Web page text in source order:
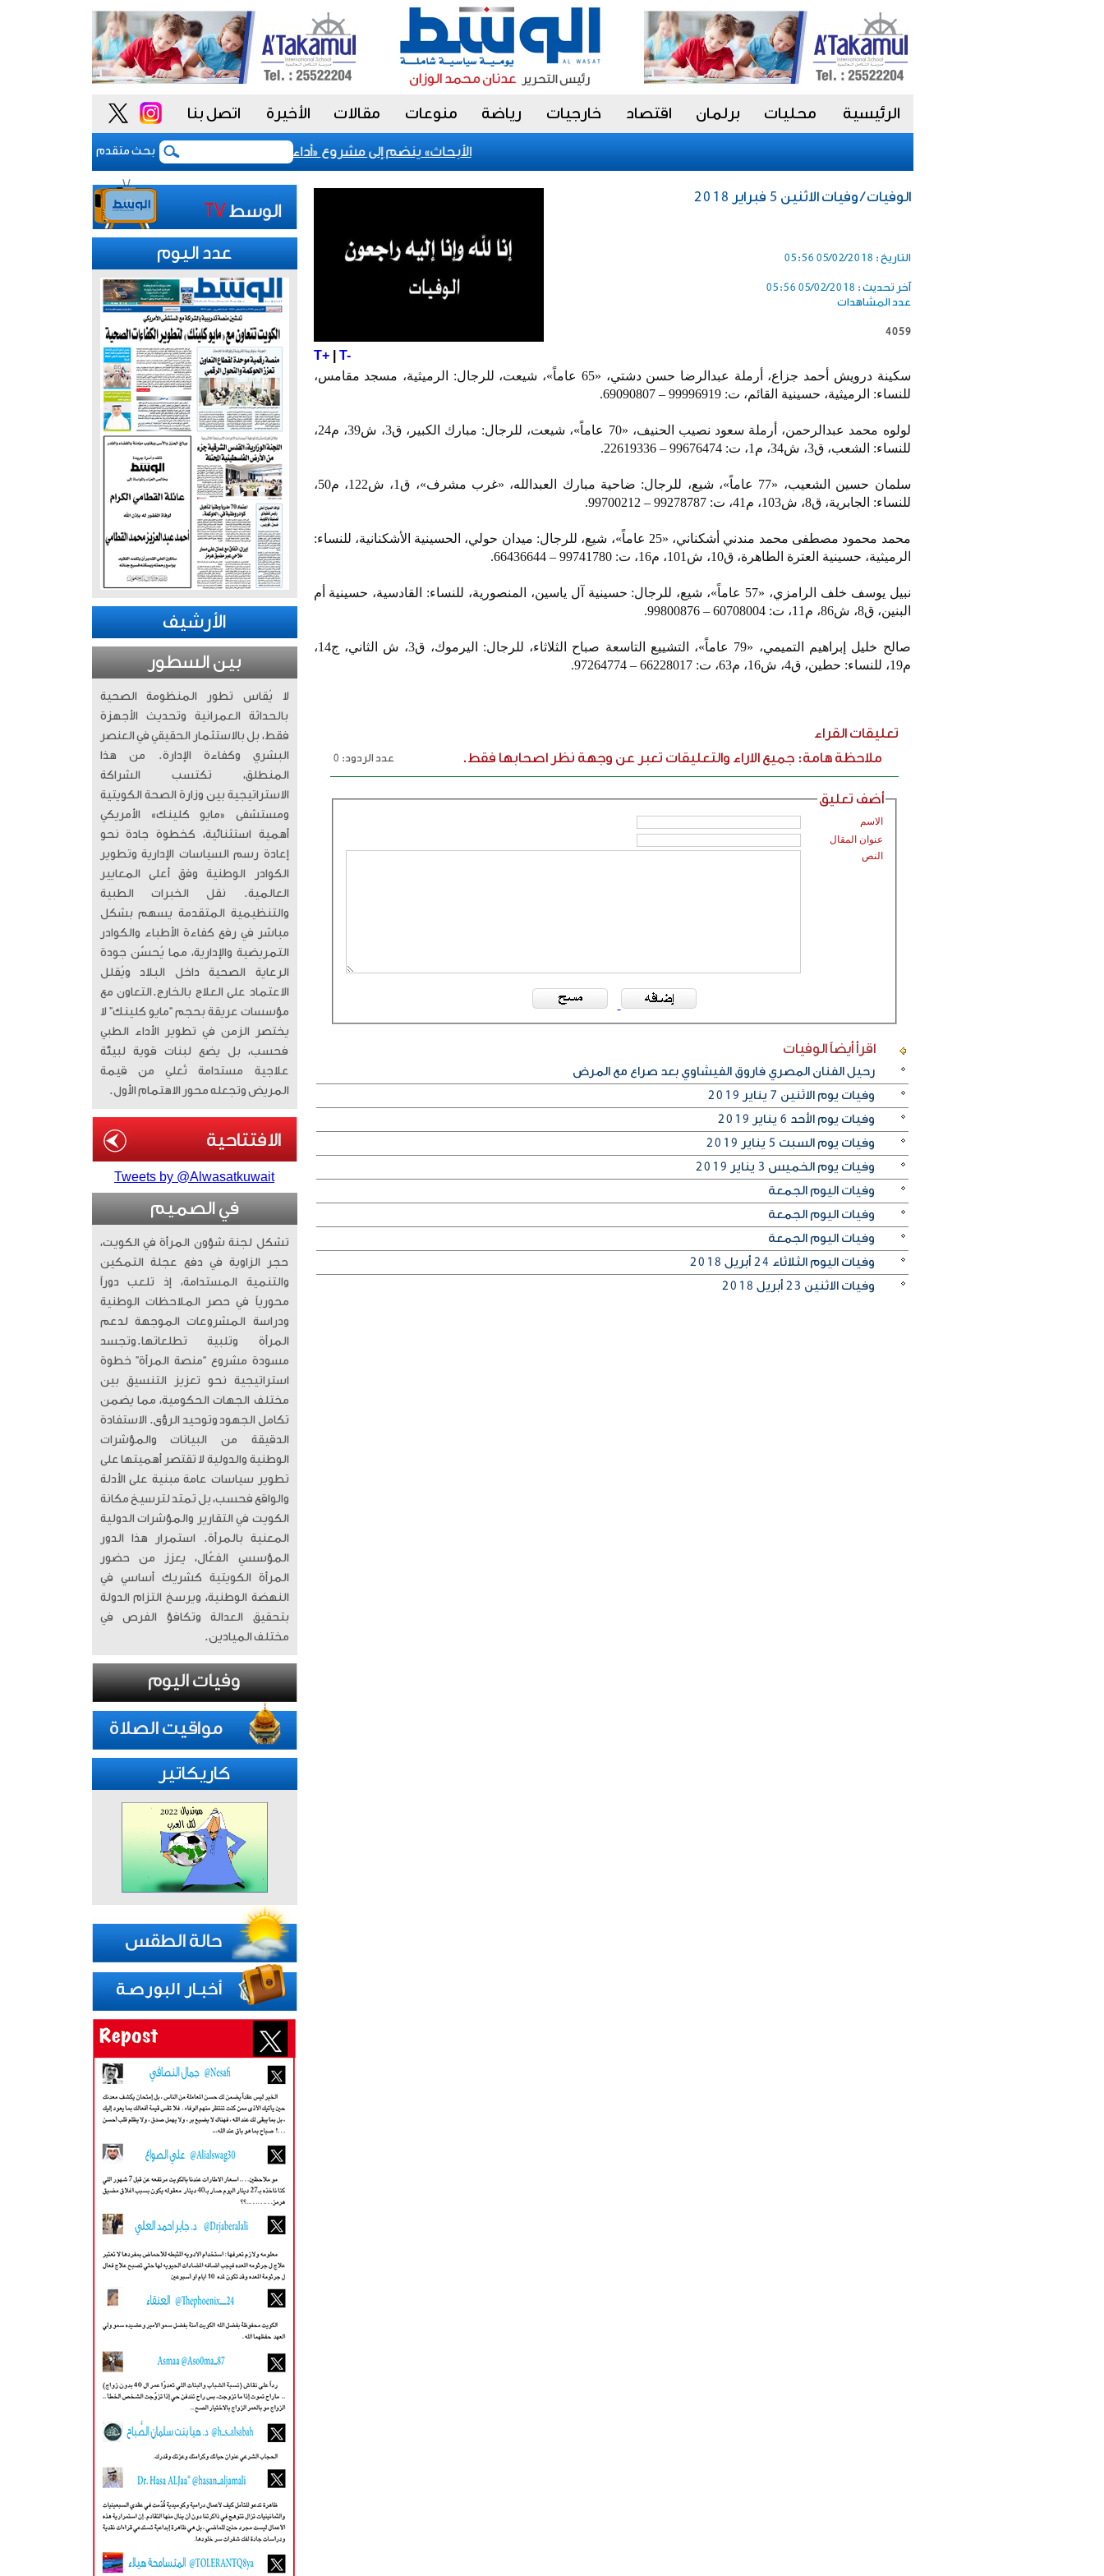
الرئيسية محليات برلمان اقتصاد خارجيات رياضة منوعات مقالات الأخيرة اتصل بنا
بحث متقدم
«الأبحاث» ينضم إلى مشروع «أداء» للسلوك الوظيفي لتعزيز «النزاهة والشفافية»
الوفيات / وفيات الاثنين 5 فبراير 2018
التاريخ : 05/02/2018 05:56
آخر تحديث : 05/02/2018 05:56
عدد المشاهدات
4059
T+| T-
سكينة درويش أحمد جزاع، أرملة عبدالرضا حسن دشتي، «65 عاماً»، شيعت، للرجال: الرميثية، مسجد مقامس،
للنساء: الرميثية، حسينية القائم، ت: 99996919 – 69090807.
لولوه محمد عبدالرحمن، أرملة سعود نصيب الحنيف، «70 عاماً»، شيعت، للرجال: مبارك الكبير، ق3، ش39، م24،
للنساء: الشعب، ق3، ش34، م1، ت: 99676474 – 22619336.
سلمان حسين الشعيب، «77 عاماً»، شيع، للرجال: ضاحية مبارك العبدالله، «غرب مشرف»، ق1، ش122، م50،
للنساء: الجابرية، ق8، ش103، م41، ت: 99278787 – 99700212.
محمد محمود مصطفى محمد مندني أشكناني، «25 عاماً»، شيع، للرجال: ميدان حولي، الحسينية الأشكنانية، للنساء:
الرميثية، حسينية العترة الطاهرة، ق10، ش101، م16، ت: 99741780 – 66436644.
نبيل يوسف خلف الرامزي، «57 عاماً»، شيع، للرجال: حسينية آل ياسين، المنصورية، للنساء: القادسية، حسينية أم
البنين، ق8، ش86، م11، ت: 60708004 – 99800876.
صالح خليل إبراهيم التميمي، «79 عاماً»، التشييع التاسعة صباح الثلاثاء، للرجال: اليرموك، ق3، ش الثاني، ج14،
م19، للنساء: حطين، ق4، ش16، م63، ت: 66228017 – 97264774.
تعليقات القراء
ملاحظة هامة: جميع الاراء والتعليقات تعبر عن وجهة نظر اصحابها فقط.
عدد الردود: 0
أضف تعليق
الاسم
عنوان المقال
النص
اقرأ أيضاًالوفيات
رحيل الفنان المصري فاروق الفيشاوي بعد صراع مع المرض
وفيات يوم الاثنين 7 يناير 2019
وفيات يوم الأحد 6 يناير 2019
وفيات يوم السبت 5 يناير 2019
وفيات يوم الخميس 3 يناير 2019
وفيات اليوم الجمعة
وفيات اليوم الجمعة
وفيات اليوم الجمعة
وفيات اليوم الثلاثاء 24 أبريل 2018
وفيات الاثنين 23 أبريل 2018
عدد اليوم
الأرشيف
بين السطور
لا يُقاس تطور المنظومة الصحية
بالحداثة العمرانية وتحديث الأجهزة
فقط، بل بالاستثمار الحقيقي في العنصر
البشري وكفاءة الإدارة. من هذا
المنطلق، تكتسب الشراكة
الاستراتيجية بين وزارة الصحة الكويتية
ومستشفى «مايو كلينك» الأمريكي
أهمية استثنائية، كخطوة جادة نحو
إعادة رسم السياسات الإدارية وتطوير
الكوادر الوطنية وفق أعلى المعايير
العالمية. ​ نقل الخبرات الطبية
والتنظيمية المتقدمة يسهم بشكل
مباشر في رفع كفاءة الأطباء والكوادر
التمريضية والإدارية، مما يُحسّن جودة
الرعاية الصحية داخل البلاد ويُقلل
الاعتماد على العلاج بالخارج. ​التعاون مع
مؤسسات عريقة بحجم “مايو كلينك” لا
يختصر الزمن في تطوير الأداء الطبي
فحسب، بل يضع لبنات قوية لبيئة
علاجية مستدامة تُعلي من قيمة
المريض وتجعله محور الاهتمام الأول.
Tweets by @Alwasatkuwait
في الصميم
تشكل لجنة شؤون المرأة في الكويت،
حجر الزاوية في دفع عجلة التمكين
والتنمية المستدامة، إذ تلعب دوراً
محورياً في حصر الملاحظات الوطنية
ودراسة المشروعات الموجهة لدعم
المرأة وتلبية تطلعاتها. ​وتجسد
مسودة مشروع “منصة المرأة” خطوة
استراتيجية نحو تعزيز التنسيق بين
مختلف الجهات الحكومية، مما يضمن
تكامل الجهود وتوحيد الرؤى. الاستفادة
الدقيقة من البيانات والمؤشرات
الوطنية والدولية لا تقتصر أهميتها على
تطوير سياسات عامة مبنية على الأدلة
والواقع فحسب، بل تمتد لترسيخ مكانة
الكويت في التقارير والمؤشرات الدولية
المعنية بالمرأة. ​ استمرار هذا الدور
المؤسسي الفعّال، يعزز من حضور
المرأة الكويتية كشريك أساسي في
النهضة الوطنية، ويرسخ التزام الدولة
بتحقيق العدالة وتكافؤ الفرص في
مختلف الميادين.
كاريكاتير